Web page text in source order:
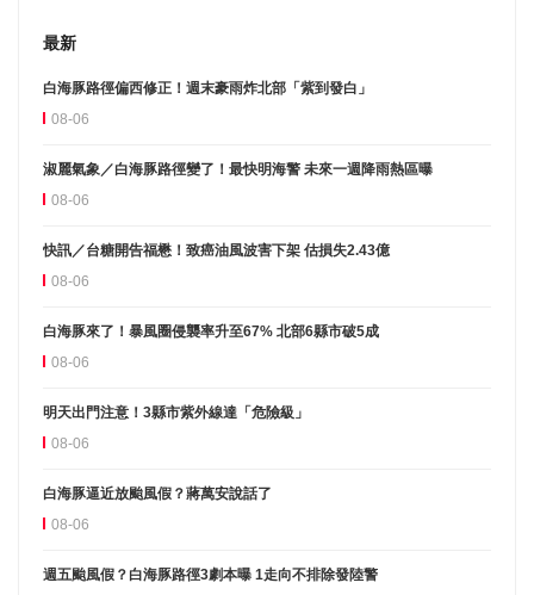
最新
白海豚路徑偏西修正！週末豪雨炸北部「紫到發白」
08-06
淑麗氣象／白海豚路徑變了！最快明海警 未來一週降雨熱區曝
08-06
快訊／台糖開告福懋！致癌油風波害下架 估損失2.43億
08-06
白海豚來了！暴風圈侵襲率升至67% 北部6縣市破5成
08-06
明天出門注意！3縣市紫外線達「危險級」
08-06
白海豚逼近放颱風假？蔣萬安說話了
08-06
週五颱風假？白海豚路徑3劇本曝 1走向不排除發陸警